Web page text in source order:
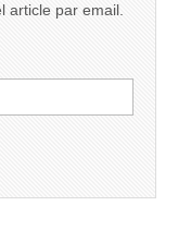
article par email.